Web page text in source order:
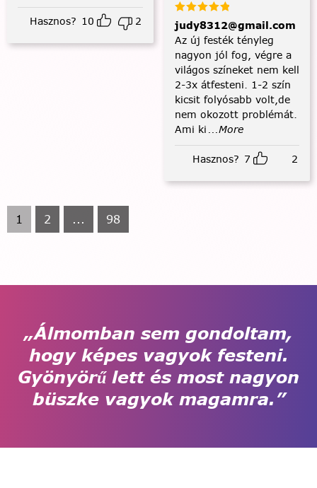
Hasznos? 10 2
judy8312@gmail.com
Az új festék tényleg
nagyon jól fog, végre a
világos színeket nem kell
2-3x átfesteni. 1-2 szín
kicsit folyósabb volt,de
nem okozott problémát.
Ami ki ...More
Hasznos? 7 2
1 2 ... 98
„Álmomban sem gondoltam,
hogy képes vagyok festeni.
Gyönyörű lett és most nagyon
büszke vagyok magamra.”